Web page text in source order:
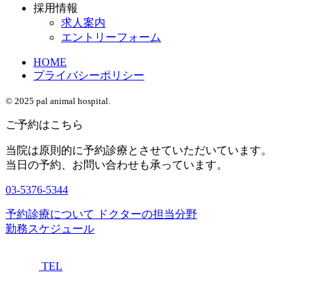
採用情報
求人案内
エントリーフォーム
HOME
プライバシーポリシー
© 2025 pal animal hospital.
ご予約はこちら
当院は原則的に予約診療とさせていただいています。
当日の予約、お問い合わせも承っています。
03-5376-5344
予約診療について
ドクターの担当分野
勤務スケジュール
TEL